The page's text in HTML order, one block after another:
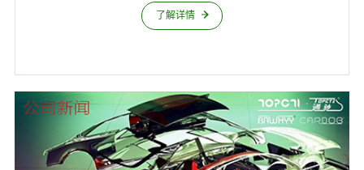
ISO/TS16949T:2009认证的高科技企业，最大程度上通过管
了解详情